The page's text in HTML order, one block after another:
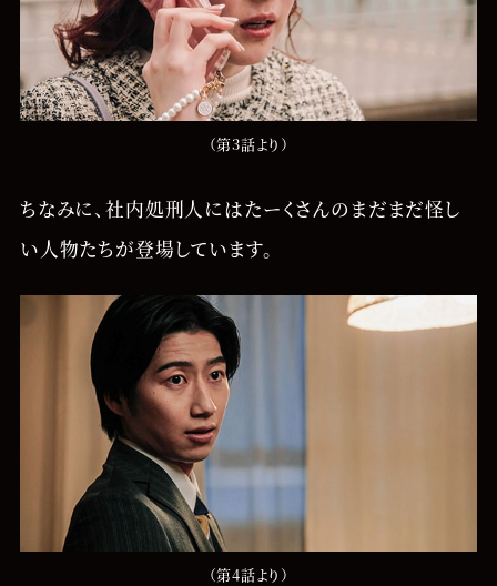
（第3話より）
ちなみに、社内処刑人にはたーくさんのまだまだ怪し
い人物たちが登場しています。
（第4話より）